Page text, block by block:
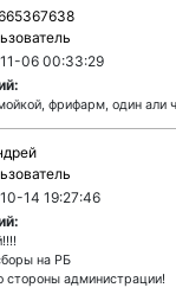
06 00:33:29
фрифарм, один али
14 19:27:46
на РБ
стороны администрации!